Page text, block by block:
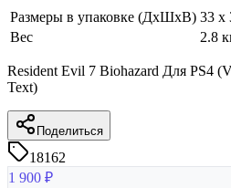
Размеры в упаковке (ДхШхВ) 33 x
Вес
2.8
Resident Evil 7 Biohazard Для PS4
Text)
Поделиться
18162
1 900 ₽